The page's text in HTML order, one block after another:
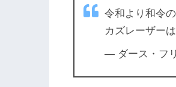
令和より和令
カズレーザー
— ダース・フ